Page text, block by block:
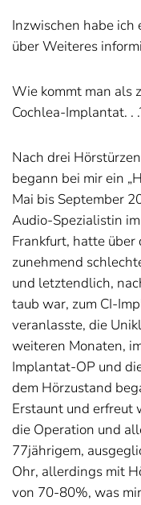
Inzwischen habe
über Weiteres
Wie kommt man als
Cochlea-Implantat. .
Nach drei
begann bei mir ein
Mai bis September
Audio-Spezialistin
Frankfurt, hatte über
zunehmend
und letztendlich,
taub war, zum CI-
veranlasste, die
weiteren Monaten,
Implantat-OP und
dem Hörzustand
Erstaunt und erfreut
die Operation und
77jährigem,
Ohr, allerdings mit
von 70-80%, was